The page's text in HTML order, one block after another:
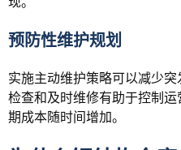
预防性维护规划
实施主动维护策略可以减少
检查和及时维修有助于控制
期成本随时间增加。